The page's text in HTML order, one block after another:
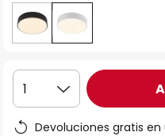
1
Devoluciones gratis